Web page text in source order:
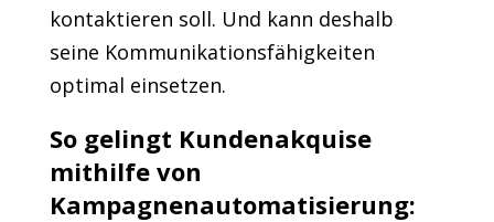
kontaktieren soll. Und kann deshalb
seine Kommunikationsfähigkeiten
optimal einsetzen.
So gelingt Kundenakquise
mithilfe von
Kampagnenautomatisierung: